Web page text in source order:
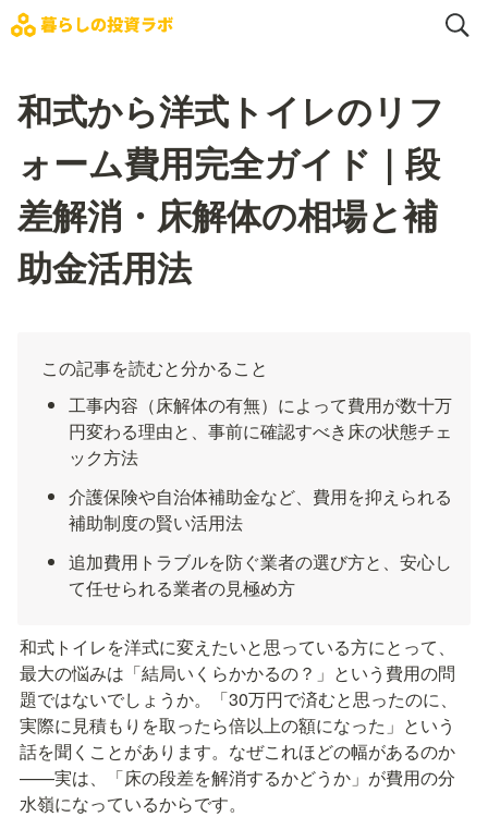
和式から洋式トイレのリフ
ォーム費用完全ガイド｜段
差解消・床解体の相場と補
助金活用法
この記事を読むと分かること
工事内容（床解体の有無）によって費用が数十万
円変わる理由と、事前に確認すべき床の状態チェ
ック方法
介護保険や自治体補助金など、費用を抑えられる
補助制度の賢い活用法
追加費用トラブルを防ぐ業者の選び方と、安心し
て任せられる業者の見極め方
和式トイレを洋式に変えたいと思っている方にとって、
最大の悩みは「結局いくらかかるの？」という費用の問
題ではないでしょうか。「30万円で済むと思ったのに、
実際に見積もりを取ったら倍以上の額になった」という
話を聞くことがあります。なぜこれほどの幅があるのか
——実は、「床の段差を解消するかどうか」が費用の分
水嶺になっているからです。